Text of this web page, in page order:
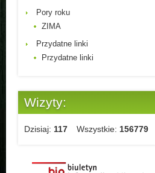
Pory roku
ZIMA
Przydatne linki
Przydatne linki
Wizyty:
Dzisiaj: 117 Wszystkie: 156779